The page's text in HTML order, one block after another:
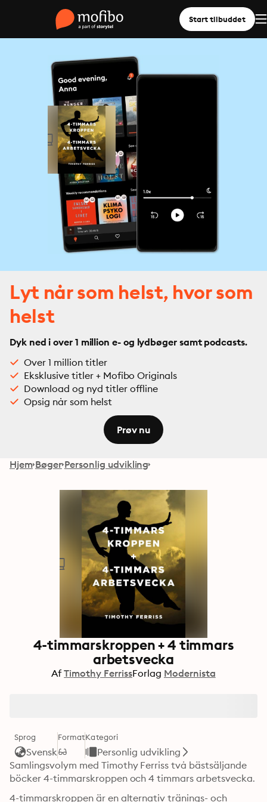
Start tilbuddet
Lyt når som helst, hvor som
helst
Dyk ned i over 1 million e- og lydbøger samt podcasts.
Over 1 million titler
Eksklusive titler + Mofibo Originals
Download og nyd titler offline
Opsig når som helst
Prøv nu
Hjem Bøger Personlig udvikling
4-timmarskroppen + 4 timmars
arbetsvecka
Af Timothy FerrissForlag Modernista
Sprog
Svensk
FormatKategori
Personlig udvikling
Samlingsvolym med Timothy Ferriss två bästsäljande
böcker 4-timmarskroppen och 4 timmars arbetsvecka.
4-timmarskroppen är en alternativ tränings- och